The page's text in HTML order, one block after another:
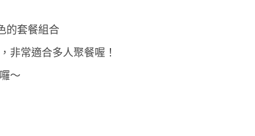
的套餐組合
非常適合多人聚餐喔！
～